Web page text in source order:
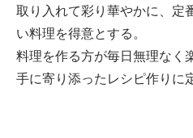
取り入れて彩り華やかに、定
い料理を得意とする。
料理を作る方が毎日無理なく
手に寄り添ったレシピ作りに